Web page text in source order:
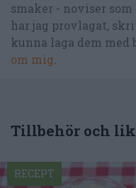
smaker - noviser
har jag provlagat,
kunna laga dem med
om mig.
Tillbehör och
RECEPT